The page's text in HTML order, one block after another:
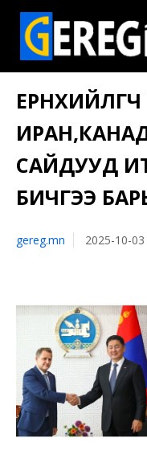
САЙДУУД
БИЧГЭЭ
gereg.mn 2025-10-03